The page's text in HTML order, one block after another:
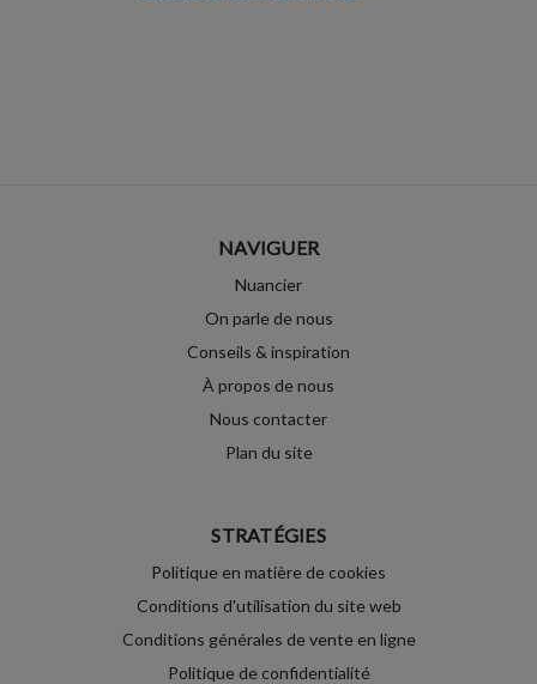
NAVIGUER
Nuancier
On parle de nous
Conseils & inspiration
À propos de nous
Nous contacter
Plan du site
STRATÉGIES
Politique en matière de cookies
Conditions d'utilisation du site web
Conditions générales de vente en ligne
Politique de confidentialité